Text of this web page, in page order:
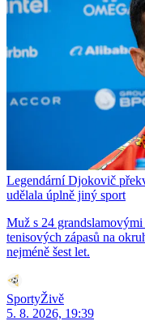
Legendární Djokovič
udělala úplně jiný sport
Muž s 24
tenisových zápasů na
nejméně šest let.
SportyŽivě
5. 8. 2026, 19:39